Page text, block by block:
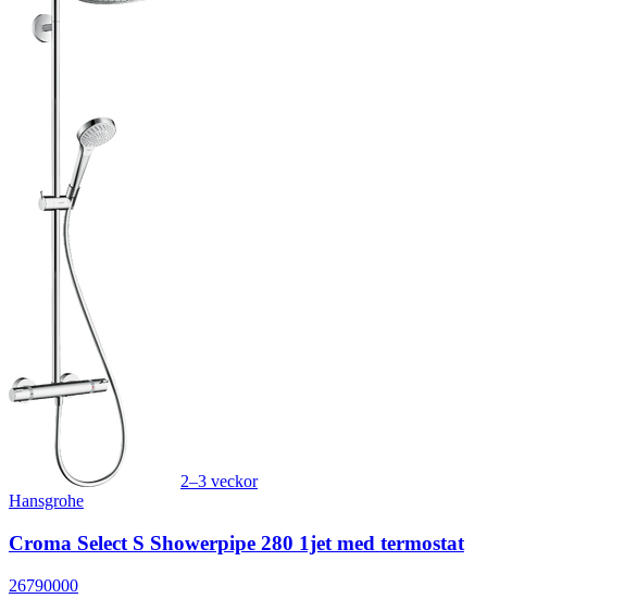
2–3 veckor
Hansgrohe
Croma Select S Showerpipe 280 1jet med termostat
26790000